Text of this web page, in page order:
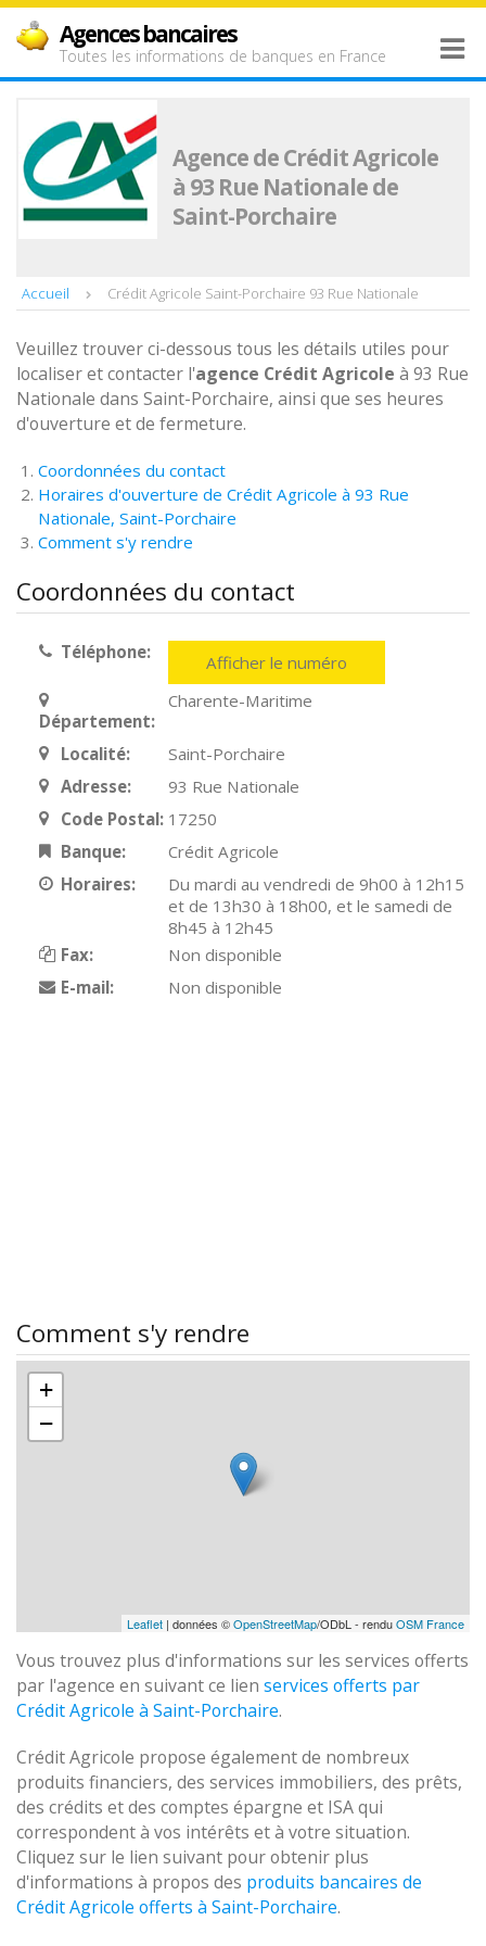
Agences bancaires
Toutes les informations de banques en France
Agence de Crédit Agricole
à 93 Rue Nationale de
Saint-Porchaire
Accueil Crédit Agricole Saint-Porchaire 93 Rue Nationale
Veuillez trouver ci-dessous tous les détails utiles pour
localiser et contacter l'agence Crédit Agricole à 93 Rue
Nationale dans Saint-Porchaire, ainsi que ses heures
d'ouverture et de fermeture.
Coordonnées du contact
Horaires d'ouverture de Crédit Agricole à 93 Rue
Nationale, Saint-Porchaire
Comment s'y rendre
Coordonnées du contact
Téléphone: Afficher le numéro
Département:
Charente-Maritime
Localité:
Saint-Porchaire
Adresse:
93 Rue Nationale
Code Postal: 17250
Banque:
Crédit Agricole
Horaires:
Du mardi au vendredi de 9h00 à 12h15
et de 13h30 à 18h00, et le samedi de
8h45 à 12h45
Fax:
Non disponible
E-mail:
Non disponible
Comment s'y rendre
+
−
Leaflet | données ©OpenStreetMap/ODbL - renduOSM France
Vous trouvez plus d'informations sur les services offerts
par l'agence en suivant ce lien services offerts par
Crédit Agricole à Saint-Porchaire.
Crédit Agricole propose également de nombreux
produits financiers, des services immobiliers, des prêts,
des crédits et des comptes épargne et ISA qui
correspondent à vos intérêts et à votre situation.
Cliquez sur le lien suivant pour obtenir plus
d'informations à propos des produits bancaires de
Crédit Agricole offerts à Saint-Porchaire.